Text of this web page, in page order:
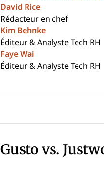
David Rice
Rédacteur en chef
Kim Behnke
Éditeur & Analyste Tech RH
Faye Wai
Éditeur & Analyste Tech RH
Gusto vs.